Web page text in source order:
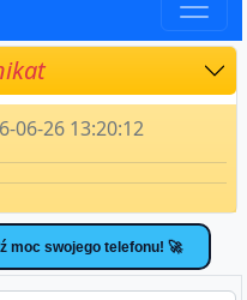
06-26 13:20:12
moc swojego telefonu! 🚀